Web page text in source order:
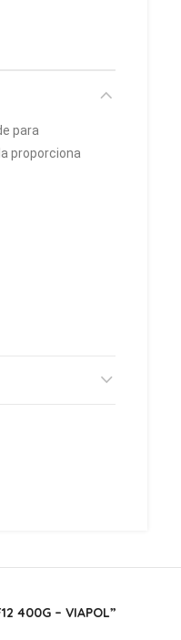
para
proporciona
400G – VIAPOL”